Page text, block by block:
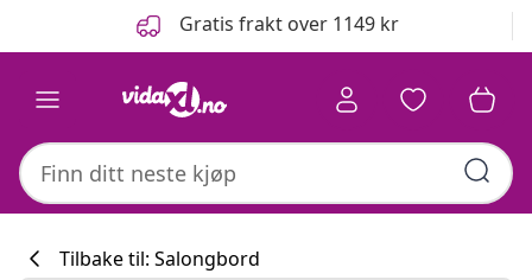
Gratis frakt over 1149 kr
Tilbake til: Salongbord